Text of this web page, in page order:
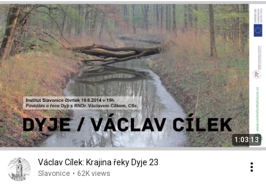
1:03:13
Václav Cílek: Krajina řeky Dyje 23
Slavonice • 62K views